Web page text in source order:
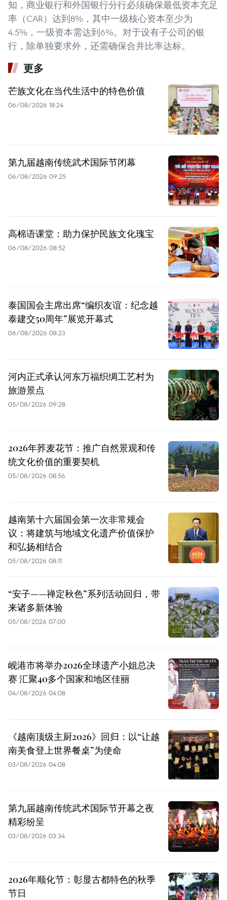
知，商业银行和外国银行分行必须确保最低资本充足
率（CAR）达到8%，其中一级核心资本至少为
4.5%，一级资本需达到6%。对于设有子公司的银
行，除单独要求外，还需确保合并比率达标。
更多
芒族文化在当代生活中的特色价值
06/08/2026 18:24
第九届越南传统武术国际节闭幕
06/08/2026 09:25
高棉语课堂：助力保护民族文化瑰宝
06/08/2026 08:52
泰国国会主席出席“编织友谊：纪念越
泰建交50周年”展览开幕式
06/08/2026 08:23
河内正式承认河东万福织绸工艺村为
旅游景点
05/08/2026 09:28
2026年荞麦花节：推广自然景观和传
统文化价值的重要契机
05/08/2026 08:56
越南第十六届国会第一次非常规会
议：将建筑与地域文化遗产价值保护
和弘扬相结合
05/08/2026 08:11
“安子——禅定秋色”系列活动回归，带
来诸多新体验
05/08/2026 07:00
岘港市将举办2026全球遗产小姐总决
赛 汇聚40多个国家和地区佳丽
04/08/2026 04:08
《越南顶级主厨2026》回归：以“让越
南美食登上世界餐桌”为使命
03/08/2026 04:08
第九届越南传统武术国际节开幕之夜
精彩纷呈
03/08/2026 03:34
2026年顺化节：彰显古都特色的秋季
节日